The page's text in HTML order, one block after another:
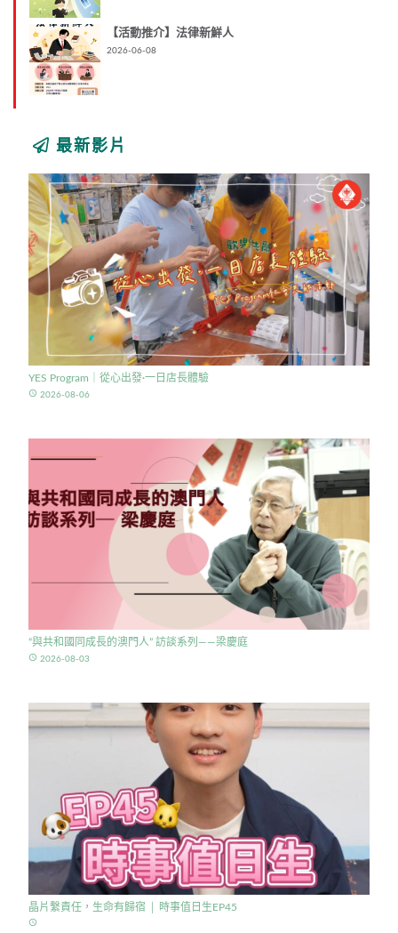
【活動推介】法律新鮮人
2026-06-08
最新影片
YES Program｜從心出發·一日店長體驗
access_time 2026-08-06
“與共和國同成長的澳門人” 訪談系列——梁慶庭
access_time 2026-08-03
晶片繫責任，生命有歸宿 │ 時事值日生EP45
access_time